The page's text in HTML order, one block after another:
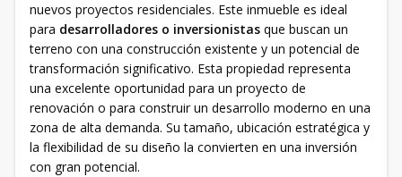
nuevos proyectos residenciales. Este inmueble es ideal
para desarrolladores o inversionistas que buscan un
terreno con una construcción existente y un potencial de
transformación significativo. Esta propiedad representa
una excelente oportunidad para un proyecto de
renovación o para construir un desarrollo moderno en una
zona de alta demanda. Su tamaño, ubicación estratégica y
la flexibilidad de su diseño la convierten en una inversión
con gran potencial.